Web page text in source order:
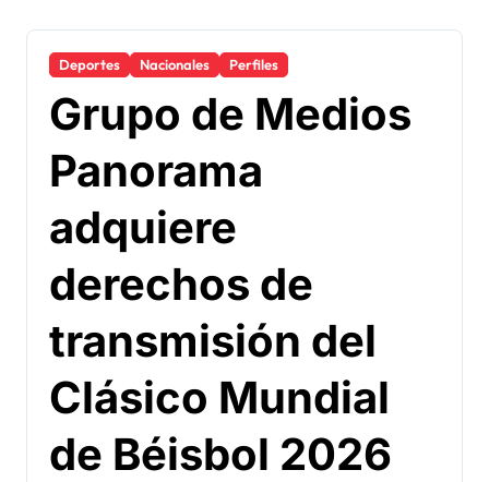
Deportes Nacionales Perfiles
Grupo de Medios
Panorama
adquiere
derechos de
transmisión del
Clásico Mundial
de Béisbol 2026